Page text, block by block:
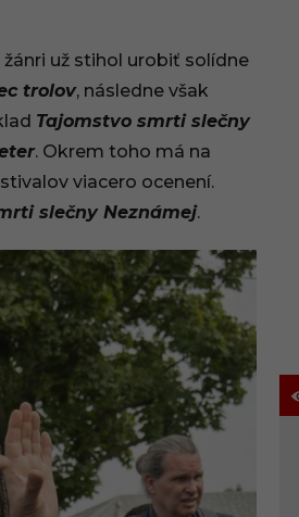
už stihol urobiť solídne
trolov, následne však
Tajomstvo smrti slečny
. Okrem toho má na
viacero ocenení.
slečny Neznámej.